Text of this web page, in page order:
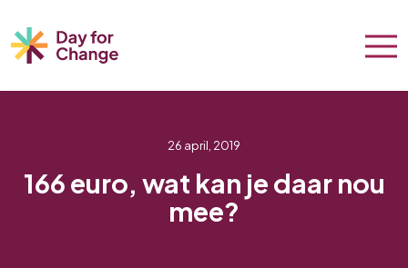
26 april, 2019
166 euro, wat kan je daar nou
mee?